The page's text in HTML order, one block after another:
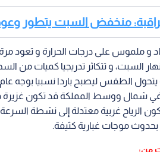
منخفض السبت يتطور
و ملموس على درجات الحرارة و تعود
السبت، و تتكاثر تدريجيا كميات من
الطقس ليصبح باردا نسبيا بوجه
في شمال ووسط المملكة قد تكون
الرياح غربية معتدلة إلى نشطة
موجات غبارية كثيفة.
من: